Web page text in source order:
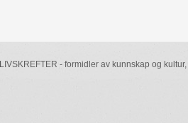
LIVSKREFTER - formidler av kunnskap og